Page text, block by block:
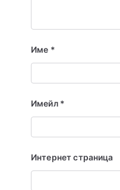
Име *
Имейл *
Интернет страница